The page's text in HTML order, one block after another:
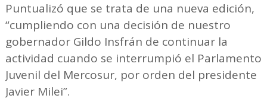
Puntualizó que se trata de una nueva edición,
“cumpliendo con una decisión de nuestro
gobernador Gildo Insfrán de continuar la
actividad cuando se interrumpió el Parlamento
Juvenil del Mercosur, por orden del presidente
Javier Milei”.